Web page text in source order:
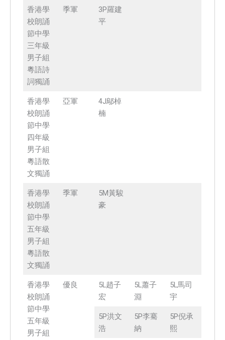
香港學
校朗誦
節中學
三年級
男子組
粵語詩
詞獨誦
季軍
3P羅建
平
香港學
校朗誦
節中學
四年級
男子組
粵語散
文獨誦
亞軍
4J鄔棹
楠
香港學
校朗誦
節中學
五年級
男子組
粵語散
文獨誦
季軍
5M黃駿
豪
香港學
校朗誦
節中學
五年級
男子組
優良
5L趙子
宏
5L蕭子
淵
5L馬司
宇
5P洪文
浩
5P李騫
納
5P倪承
熙